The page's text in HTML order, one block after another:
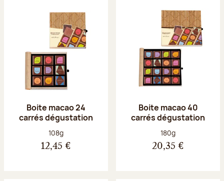
Boite macao 24
carrés dégustation
Poids net :
108g
12,45 €
Boite macao 40
carrés dégustation
Poids net :
180g
20,35 €